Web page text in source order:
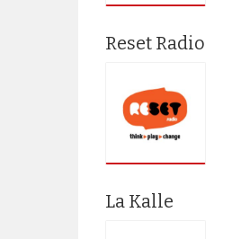
Reset Radio
La Kalle